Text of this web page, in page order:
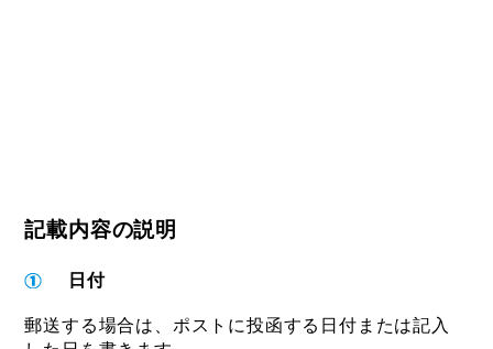
記載内容の説明
日付
郵送する場合は、ポストに投函する日付または記入